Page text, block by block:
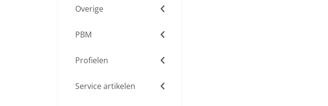
Overige
PBM
Profielen
Service artikelen